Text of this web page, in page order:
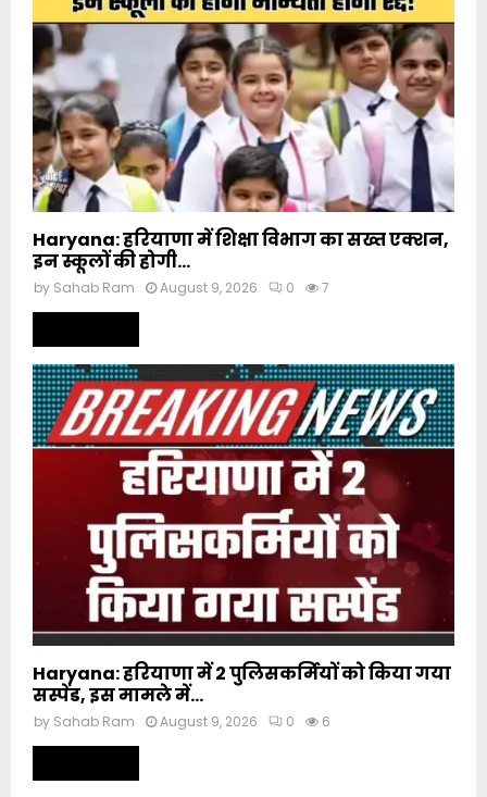
Haryana: हरियाणा में शिक्षा विभाग का सख्त एक्शन,
इन स्कूलों की होगी...
by Sahab Ram August 9, 2026 0 7
Haryana: हरियाणा में 2 पुलिसकर्मियों को किया गया
सस्पेंड, इस मामले में...
by Sahab Ram August 9, 2026 0 6